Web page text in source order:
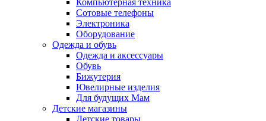
Компьютерная техника
Сотовые телефоны
Электроника
Оборудование
Одежда и обувь
Одежда и аксессуары
Обувь
Бижутерия
Ювелирные изделия
Для будущих Мам
Детские магазины
Детские товары